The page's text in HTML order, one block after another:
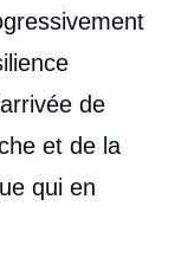
de
et de la
qui en